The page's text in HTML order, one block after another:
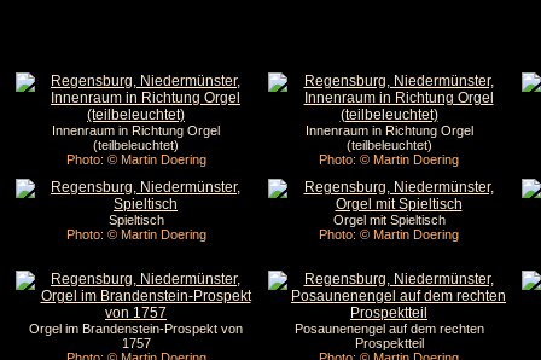
Innenraum in Richtung Orgel
(teilbeleuchtet)
Photo: © Martin Doering
Innenraum in Richtung Orgel
(teilbeleuchtet)
Photo: © Martin Doering
Spieltisch
Photo: © Martin Doering
Orgel mit Spieltisch
Photo: © Martin Doering
Orgel im Brandenstein-Prospekt von
1757
Posaunenengel auf dem rechten
Prospektteil